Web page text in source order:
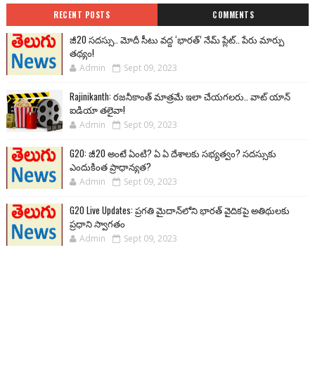
RECENT POSTS COMMENTS
జీ20 సదస్సు.. మోదీ సీటు వద్ద ‘భారత్’ నేమ్ ప్లేట్‌.. పేరు మార్పు
తథ్యం!
Admin Sept 09, 2023
Rajinikanth: రజనీకాంత్ మాత్రమే ఇలా చేయగలరు.. వాట్ యాన్
ఐడియా తలైవా!
Admin Sept 09, 2023
G20: జీ20 అంటే ఏంటి? ఏ ఏ దేశాలకు సభ్యత్వం? సదస్సుకు
ఎందుకింత ప్రాధాన్యత?
Admin Sept 09, 2023
G20 Live Updates: ప్రగతి మైదాన్‌లోని భారత్ వైదికపై అతిథులకు
ప్రధాని స్వాగతం
Admin Sept 09, 2023